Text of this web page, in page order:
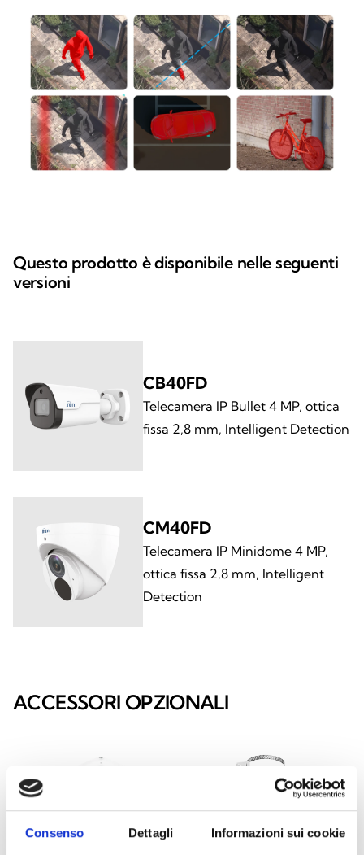
Consenso Dettagli Informazioni sui cookie
Questo prodotto è disponibile nelle seguenti
versioni
CB40FD
Telecamera IP Bullet 4 MP, ottica
fissa 2,8 mm, Intelligent Detection
CM40FD
Telecamera IP Minidome 4 MP,
ottica fissa 2,8 mm, Intelligent
Detection
ACCESSORI OPZIONALI